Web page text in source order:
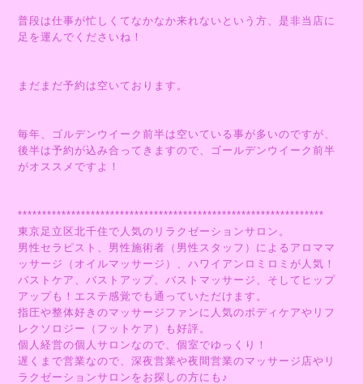
普段は仕事が忙しくてなかなか来れないという方、是非当店に
足を運んでくださいね！
まだまだ予約は空いております。
毎年、ゴルデンウイーク前半は空いている事が多いのですが、
後半は予約が込み合ってきますので、ゴールデンウイーク前半
がオススメですよ！
***************************************************************
東京足立区北千住で人気のリラクゼーションサロン。
男性セラピスト、男性施術者（男性スタッフ）によるアロママ
ッサージ（オイルマッサージ）、ハワイアンロミロミが人気！
バストケア、バストアップ、バストマッサージ、そしてヒップ
アップも！エステ感覚でも通っていただけます。
指圧や整体好きのマッサージファンに人気のボディケアやリフ
レクソロジー（フットケア）も好評。
個人経営の個人サロンなので、個室でゆっくり！
遅くまで営業なので、深夜営業や夜間営業のマッサージ店やリ
ラクゼーションサロンをお探しの方にも♪